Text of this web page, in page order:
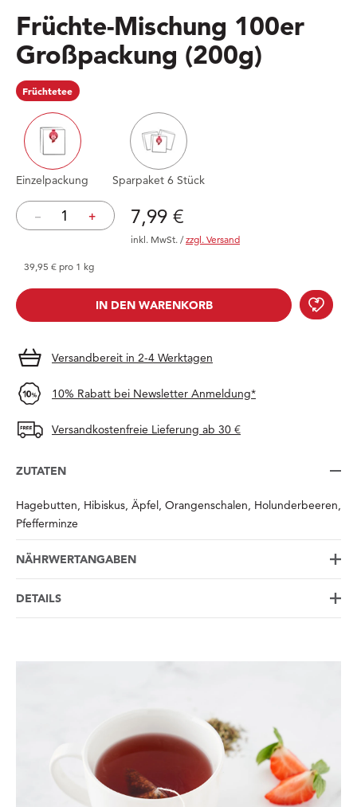
Früchte-Mischung 100er
Großpackung (200g)
Früchtetee
Einzelpackung Sparpaket 6 Stück
– + Preis: 7,99 €
7,99 €
inkl. MwSt. /zzgl. Versand
39,95 € pro 1 kg
IN DEN WARENKORB
Versandbereit in 2-4 Werktagen
10% Rabatt bei Newsletter Anmeldung*
Versandkostenfreie Lieferung ab 30 €
ZUTATEN
Hagebutten, Hibiskus, Äpfel, Orangenschalen, Holunderbeeren,
Pfefferminze
NÄHRWERTANGABEN
DETAILS